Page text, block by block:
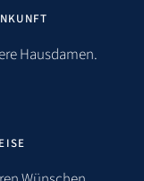
2,7 km
0,2 km
Hausdamen.